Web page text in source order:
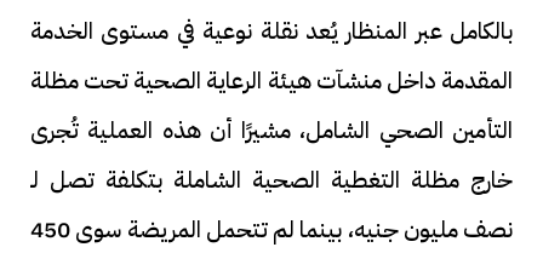
بالكامل عبر المنظار يُعد نقلة نوعية في مستوى الخدمة
المقدمة داخل منشآت هيئة الرعاية الصحية تحت مظلة
التأمين الصحي الشامل، مشيرًا أن هذه العملية تُجرى
خارج مظلة التغطية الصحية الشاملة بتكلفة تصل لـ
نصف مليون جنيه، بينما لم تتحمل المريضة سوى 450